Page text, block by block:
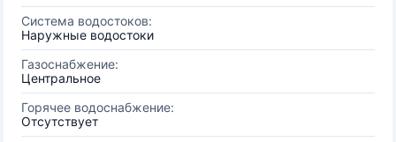
Система водостоков:
Наружные водостоки
Газоснабжение:
Центральное
Горячее водоснабжение:
Отсутствует